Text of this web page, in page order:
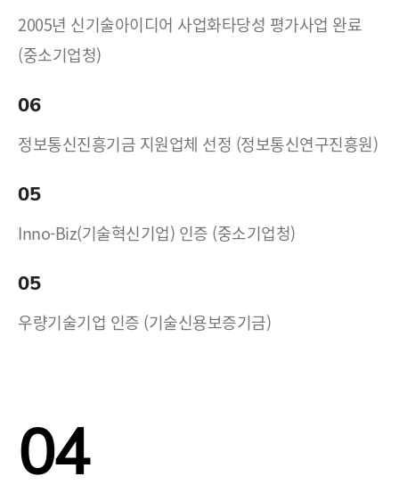
2005년 신기술아이디어 사업화타당성 평가사업 완료
(중소기업청)
06
정보통신진흥기금 지원업체 선정 (정보통신연구진흥원)
05
Inno-Biz(기술혁신기업) 인증 (중소기업청)
05
우량기술기업 인증 (기술신용보증기금)
04